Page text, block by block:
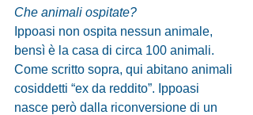
Che animali ospitate?
Ippoasi non ospita nessun animale,
bensì è la casa di circa 100 animali.
Come scritto sopra, qui abitano animali
cosiddetti “ex da reddito”. Ippoasi
nasce però dalla riconversione di un